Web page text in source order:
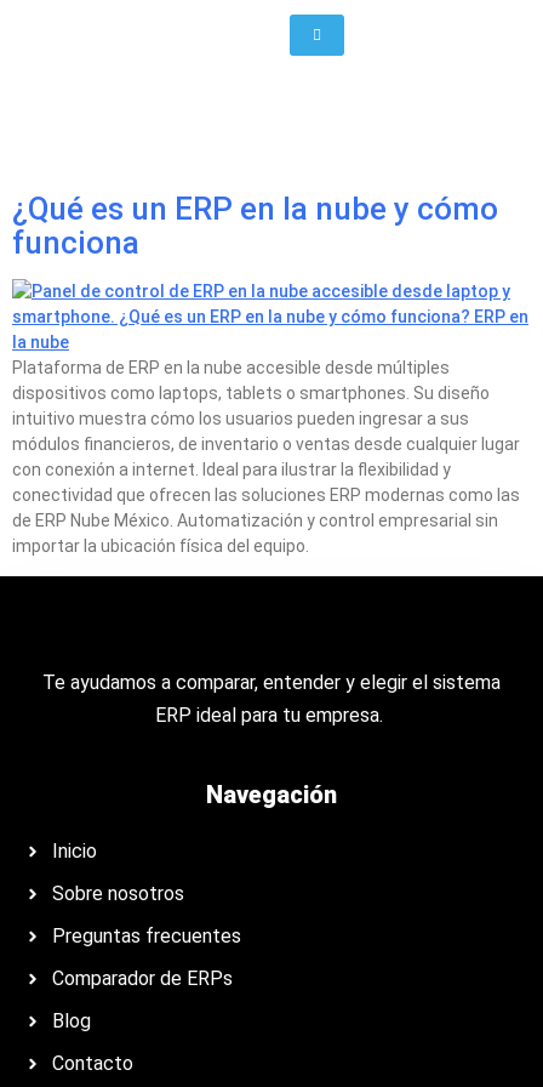
¿Qué es un ERP en la nube y cómo
funciona
Plataforma de ERP en la nube accesible desde múltiples
dispositivos como laptops, tablets o smartphones. Su diseño
intuitivo muestra cómo los usuarios pueden ingresar a sus
módulos financieros, de inventario o ventas desde cualquier lugar
con conexión a internet. Ideal para ilustrar la flexibilidad y
conectividad que ofrecen las soluciones ERP modernas como las
de ERP Nube México. Automatización y control empresarial sin
importar la ubicación física del equipo.
Te ayudamos a comparar, entender y elegir el sistema
ERP ideal para tu empresa.
Navegación
Inicio
Sobre nosotros
Preguntas frecuentes
Comparador de ERPs
Blog
Contacto